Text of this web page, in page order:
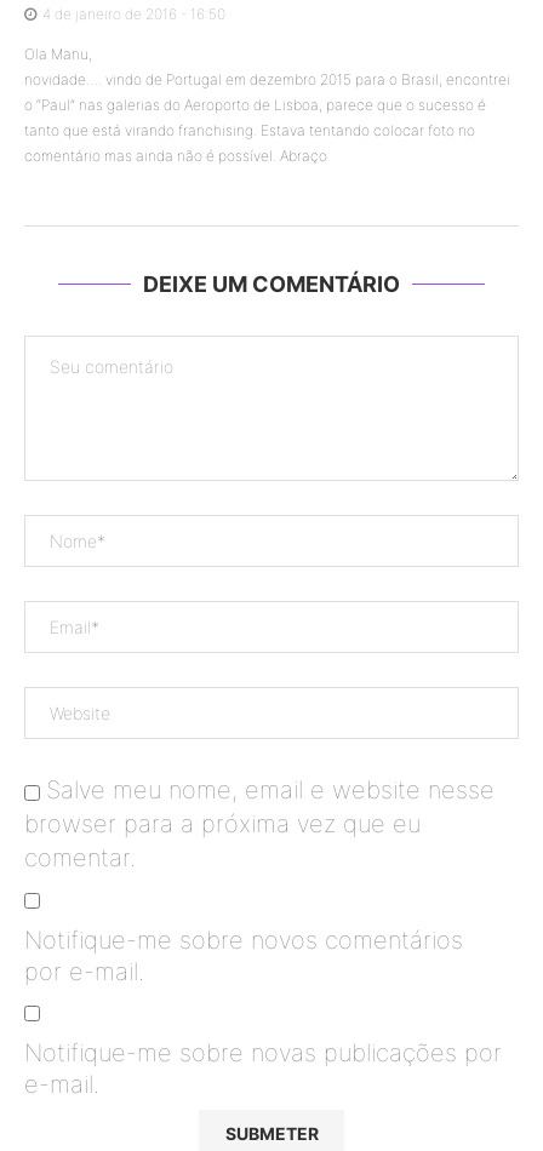
4 de janeiro de 2016 - 16:50
Ola Manu,
novidade…. vindo de Portugal em dezembro 2015 para o Brasil, encontrei
o “Paul” nas galerias do Aeroporto de Lisboa, parece que o sucesso é
tanto que está virando franchising. Estava tentando colocar foto no
comentário mas ainda não é possível. Abraço
DEIXE UM COMENTÁRIO
Salve meu nome, email e website nesse
browser para a próxima vez que eu
comentar.
Notifique-me sobre novos comentários
por e-mail.
Notifique-me sobre novas publicações por
e-mail.